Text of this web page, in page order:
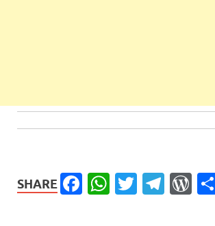
SHARE Facebook
WhatsApp
Twitter